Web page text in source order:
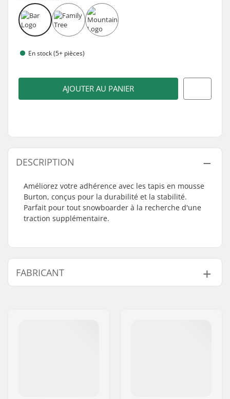
En stock (5+ pièces)
AJOUTER AU PANIER
DESCRIPTION
Améliorez votre adhérence avec les tapis en mousse
Burton, conçus pour la durabilité et la stabilité.
Parfait pour tout snowboarder à la recherche d'une
traction supplémentaire.
FABRICANT